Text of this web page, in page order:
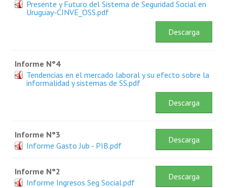
Presente y Futuro del Sistema de Seguridad Social en
Uruguay-CINVE_OSS.pdf
Descarga
Informe N°4
Tendencias en el mercado laboral y su efecto sobre la
informalidad y sistemas de SS.pdf
Descarga
Informe N°3
Informe Gasto Jub - PIB.pdf
Descarga
Informe N°2
Informe Ingresos Seg Social.pdf
Descarga